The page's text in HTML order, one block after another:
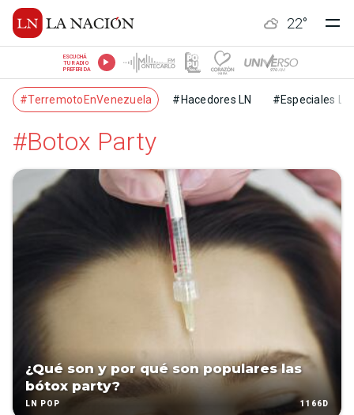
22°
ESCUCHÁ
TU RADIO
PREFERIDA
#TerremotoEnVenezuela #Hacedores LN #Especiales LN
#Botox Party
¿Qué son y por qué son populares las
bótox party?
LN POP 1166D